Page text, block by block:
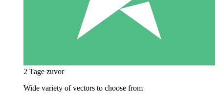
2 Tage zuvor
Wide variety of vectors to choose from